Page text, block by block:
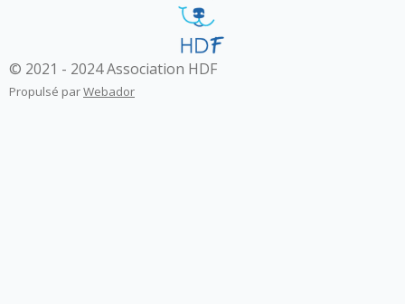
© 2021 - 2024 Association HDF
Propulsé parWebador